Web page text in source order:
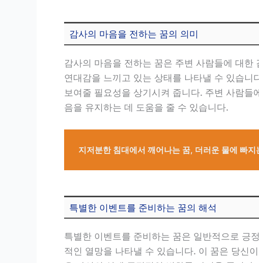
감사의 마음을 전하는 꿈의 의미
감사의 마음을 전하는 꿈은 주변 사람들에 대
연대감을 느끼고 있는 상태를 나타낼 수 있습
보여줄 필요성을 상기시켜 줍니다. 주변 사람
음을 유지하는 데 도움을 줄 수 있습니다.
지저분한 침대에서 깨어나는 꿈, 더러운 물에 빠
특별한 이벤트를 준비하는 꿈의 해석
특별한 이벤트를 준비하는 꿈은 일반적으로 긍
적인 열망을 나타낼 수 있습니다. 이 꿈은 당신